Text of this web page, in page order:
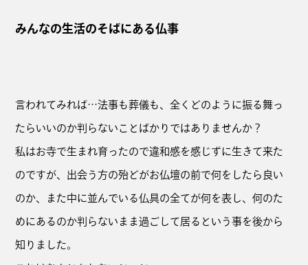
みんなの生活のそばにある仏事
言われてみれば…法事も葬儀も、全くどのように振る舞っ
たらいいのか判らないことばかりではありませんか？
私はお寺で生まれ育ったので違和感を感じずに生きて来た
のですが、出会う方の殆どがお仏壇の前で何をしたら良い
のか、また中に並んでいる仏具の全てが何を表し、何のた
めにあるのか判らないまま過ごして居るという事を後から
知りました。